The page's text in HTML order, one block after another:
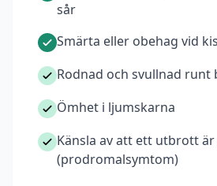
sår
Smärta eller obehag vid
Rodnad och svullnad runt
Ömhet i ljumskarna
Känsla av att ett utbrott är
(prodromalsymtom)